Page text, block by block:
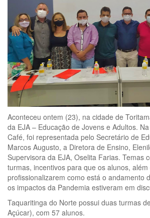
Aconteceu ontem (23), na cidade de
da EJA – Educação de Jovens e Adultos.
Café, foi representada pelo Secretário de
Marcos Augusto, a Diretora de Ensino,
Supervisora da EJA, Oselita Farias. Temas
turmas, incentivos para que os alunos,
profissionalizarem como está o andamento
os impactos da Pandemia estiveram em
Taquaritinga do Norte possui duas turmas
Açúcar), com 57 alunos.